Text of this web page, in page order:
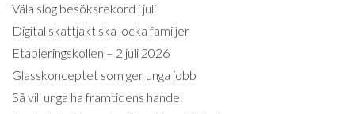
Väla slog besöksrekord i juli
Digital skattjakt ska locka familjer
Etableringskollen – 2 juli 2026
Glasskonceptet som ger unga jobb
Så vill unga ha framtidens handel